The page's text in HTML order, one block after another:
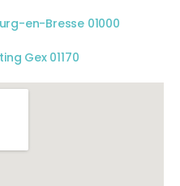
en-Bresse 01000
Gex 01170